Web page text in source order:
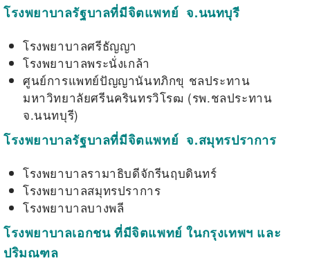
โรงพยาบาลรัฐบาลที่มีจิตแพทย์ จ.นนทบุรี
โรงพยาบาลศรีธัญญา
โรงพยาบาลพระนั่งเกล้า
ศูนย์การแพทย์ปัญญานันทภิกขุ ชลประทาน
มหาวิทยาลัยศรีนครินทรวิโรฒ (รพ.ชลประทาน
จ.นนทบุรี)
โรงพยาบาลรัฐบาลที่มีจิตแพทย์ จ.สมุทรปราการ
โรงพยาบาลรามาธิบดีจักรีนฤบดินทร์
โรงพยาบาลสมุทรปราการ
โรงพยาบาลบางพลี
โรงพยาบาลเอกชน ที่มีจิตแพทย์ ในกรุงเทพฯ และ
ปริมณฑล